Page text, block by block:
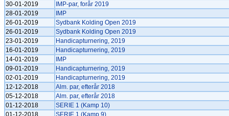
30-01-2019
IMP-par, forår 2019
28-01-2019
IMP
26-01-2019
Sydbank Kolding Open 2019
26-01-2019
Sydbank Kolding Open 2019
23-01-2019
Handicapturnering, 2019
16-01-2019
Handicapturnering, 2019
14-01-2019
IMP
09-01-2019
Handicapturnering, 2019
02-01-2019
Handicapturnering, 2019
12-12-2018
Alm. par, efterår 2018
05-12-2018
Alm. par, efterår 2018
01-12-2018
SERIE 1 (Kamp 10)
01-12-2018
SERIE 1 (Kamp 9)